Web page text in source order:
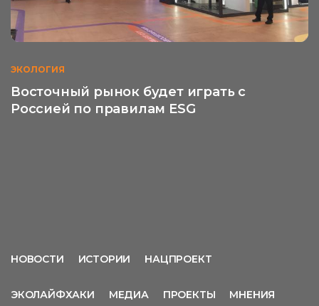
ЭКОЛОГИЯ
Восточный рынок будет играть с
Россией по правилам ESG
НОВОСТИ ИСТОРИИ НАЦПРОЕКТ
ЭКОЛАЙФХАКИ МЕДИА ПРОЕКТЫ МНЕНИЯ